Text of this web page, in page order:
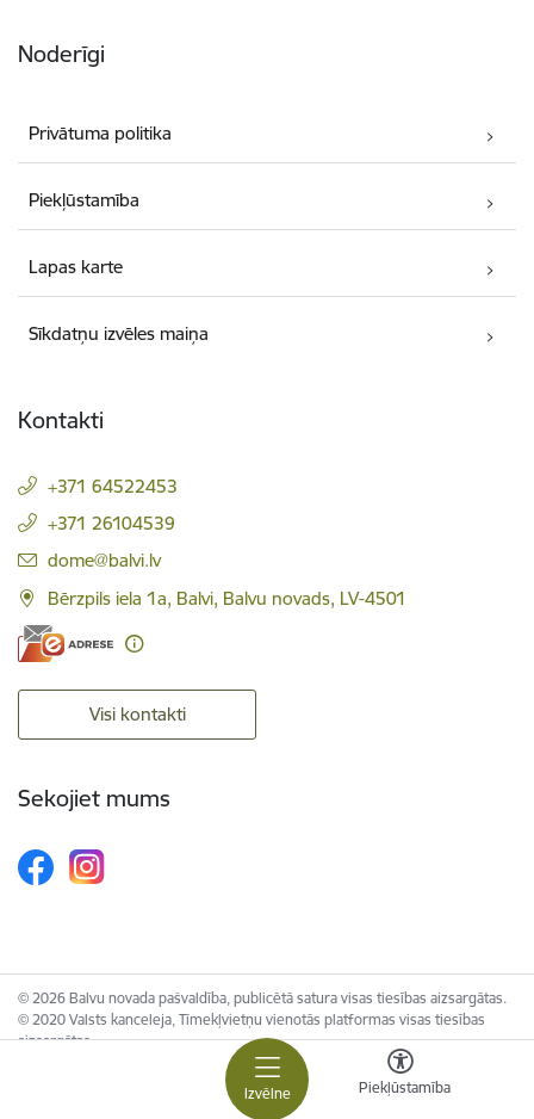
Izvēlne Piekļūstamība
Noderīgi
Privātuma politika
Piekļūstamība
Lapas karte
Sīkdatņu izvēles maiņa
Kontakti
+371 64522453
+371 26104539
E-pasts:
dome@balvi.lv
Bērzpils iela 1a, Balvi, Balvu novads, LV-4501
Visi kontakti
Sekojiet mums
© 2026 Balvu novada pašvaldība, publicētā satura visas tiesības aizsargātas.
© 2020 Valsts kanceleja, Tīmekļvietņu vienotās platformas visas tiesības
aizsargātas.